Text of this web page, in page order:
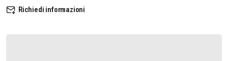
Richiedi informazioni